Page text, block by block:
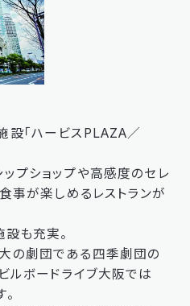
「ハービスPLAZA／
プショップや高感度のセレ
食事が楽しめるレストランが
設も充実。
の劇団である四季劇団の
ルボードライブ大阪では